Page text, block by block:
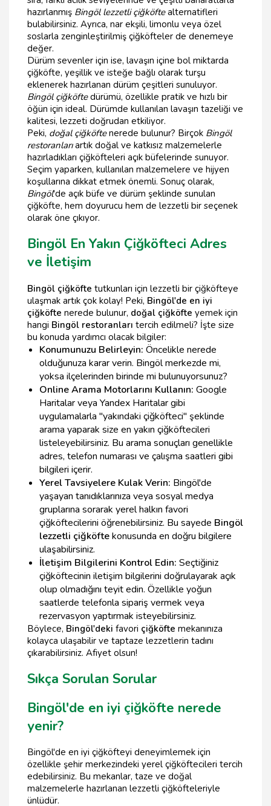
hazırlanmış Bingöl lezzetli çiğköftealternatifleri
bulabilirsiniz. Ayrıca, nar ekşili, limonlu veya özel
soslarla zenginleştirilmiş çiğköfteler de denemeye
değer.
Dürüm sevenler için ise, lavaşın içine bol miktarda
çiğköfte, yeşillik ve isteğe bağlı olarak turşu
eklenerek hazırlanan dürüm çeşitleri sunuluyor.
Bingöl çiğköftedürümü, özellikle pratik ve hızlı bir
öğün için ideal. Dürümde kullanılan lavaşın tazeliği ve
kalitesi, lezzeti doğrudan etkiliyor.
Peki, doğal çiğköftenerede bulunur? Birçok Bingöl
restoranlarıartık doğal ve katkısız malzemelerle
hazırladıkları çiğköfteleri açık büfelerinde sunuyor.
Seçim yaparken, kullanılan malzemelere ve hijyen
koşullarına dikkat etmek önemli. Sonuç olarak,
Bingöl'de açık büfe ve dürüm şeklinde sunulan
çiğköfte, hem doyurucu hem de lezzetli bir seçenek
olarak öne çıkıyor.
Bingöl En Yakın Çiğköfteci Adres
ve İletişim
Bingöl çiğköfte tutkunları için lezzetli bir çiğköfteye
ulaşmak artık çok kolay! Peki, Bingöl'de en iyi
çiğköfte nerede bulunur, doğal çiğköfte yemek için
hangi Bingöl restoranları tercih edilmeli? İşte size
bu konuda yardımcı olacak bilgiler:
Konumunuzu Belirleyin: Öncelikle nerede
olduğunuza karar verin. Bingöl merkezde mi,
yoksa ilçelerinden birinde mi bulunuyorsunuz?
Online Arama Motorlarını Kullanın: Google
Haritalar veya Yandex Haritalar gibi
uygulamalarla "yakındaki çiğköfteci" şeklinde
arama yaparak size en yakın çiğköftecileri
listeleyebilirsiniz. Bu arama sonuçları genellikle
adres, telefon numarası ve çalışma saatleri gibi
bilgileri içerir.
Yerel Tavsiyelere Kulak Verin: Bingöl'de
yaşayan tanıdıklarınıza veya sosyal medya
gruplarına sorarak yerel halkın favori
çiğköftecilerini öğrenebilirsiniz. Bu sayede Bingöl
lezzetli çiğköftekonusunda en doğru bilgilere
ulaşabilirsiniz.
İletişim Bilgilerini Kontrol Edin: Seçtiğiniz
çiğköftecinin iletişim bilgilerini doğrulayarak açık
olup olmadığını teyit edin. Özellikle yoğun
saatlerde telefonla sipariş vermek veya
rezervasyon yaptırmak isteyebilirsiniz.
Böylece, Bingöl'deki favori çiğköfte mekanınıza
kolayca ulaşabilir ve taptaze lezzetlerin tadını
çıkarabilirsiniz. Afiyet olsun!
Sıkça Sorulan Sorular
Bingöl'de en iyi çiğköfte nerede
yenir?
Bingöl'de en iyi çiğköfteyi deneyimlemek için
özellikle şehir merkezindeki yerel çiğköftecileri tercih
edebilirsiniz. Bu mekanlar, taze ve doğal
malzemelerle hazırlanan lezzetli çiğköfteleriyle
ünlüdür.